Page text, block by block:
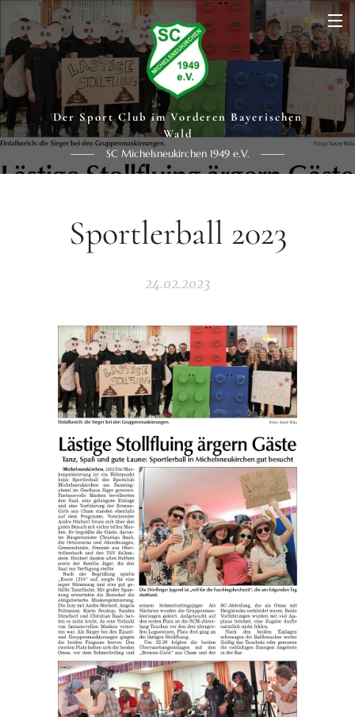
Der Sport Club im Vorderen Bayerischen
Wald
SC Michelsneukirchen 1949 e.V.
Sportlerball 2023
24.02.2023